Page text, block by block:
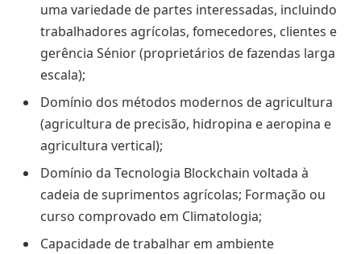
uma variedade de partes interessadas, incluindo
trabalhadores agrícolas, fomecedores, clientes e
gerência Sénior (proprietários de fazendas larga
escala);
Domínio dos métodos modernos de agricultura
(agricultura de precisão, hidropina e aeropina e
agricultura vertical);
Domínio da Tecnologia Blockchain voltada à
cadeia de suprimentos agrícolas; Formação ou
curso comprovado em Climatologia;
Capacidade de trabalhar em ambiente